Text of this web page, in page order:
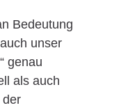
Bedeutung
unser
genau
als auch
der